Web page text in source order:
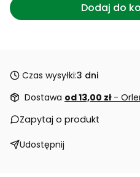
Dodaj do
Czas wysyłki:3 dni
Dostawa od 13,00 zł -
Zapytaj o produkt
Udostępnij